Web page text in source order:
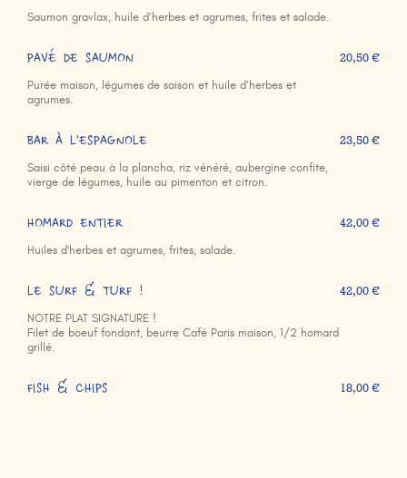
Saumon gravlax, huile d’herbes et agrumes, frites et salade.
PAVÉ DE SAUMON
Purée maison, légumes de saison et huile d’herbes et
agrumes.
20,50 €
BAR À L'ESPAGNOLE
Saisi côté peau à la plancha, riz vénéré, aubergine confite,
vierge de légumes, huile au pimenton et citron.
23,50 €
HOMARD ENTIER
Huiles d'herbes et agrumes, frites, salade.
42,00 €
LE SURF & TURF !
NOTRE PLAT SIGNATURE !
Filet de boeuf fondant, beurre Café Paris maison, 1/2 homard
grillé.
42,00 €
FISH & CHIPS 18,00 €